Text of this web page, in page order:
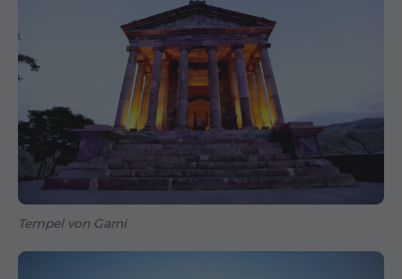
Tempel von Garni